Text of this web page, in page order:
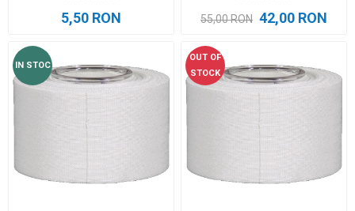
5,50 RON 55,00 RON 42,00 RON
IN STOC
OUT OF
STOCK